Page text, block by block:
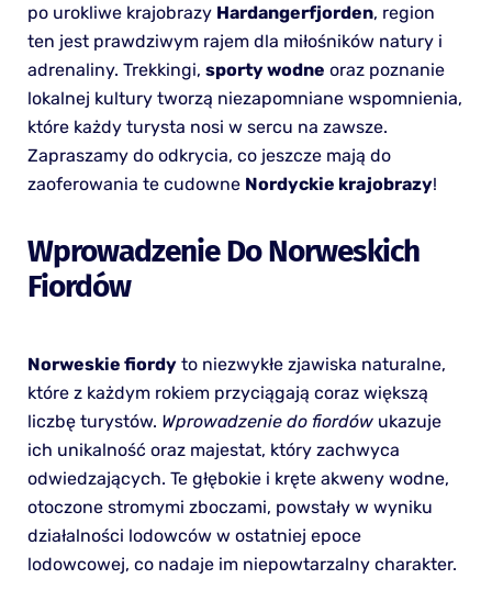
po urokliwe krajobrazy Hardangerfjorden, region
ten jest prawdziwym rajem dla miłośników natury i
adrenaliny. Trekkingi, sporty wodne oraz poznanie
lokalnej kultury tworzą niezapomniane wspomnienia,
które każdy turysta nosi w sercu na zawsze.
Zapraszamy do odkrycia, co jeszcze mają do
zaoferowania te cudowne Nordyckie krajobrazy!
Wprowadzenie Do Norweskich
Fiordów
Norweskie fiordyto niezwykłe zjawiska naturalne,
które z każdym rokiem przyciągają coraz większą
liczbę turystów. Wprowadzenie do fiordówukazuje
ich unikalność oraz majestat, który zachwyca
odwiedzających. Te głębokie i kręte akweny wodne,
otoczone stromymi zboczami, powstały w wyniku
działalności lodowców w ostatniej epoce
lodowcowej, co nadaje im niepowtarzalny charakter.